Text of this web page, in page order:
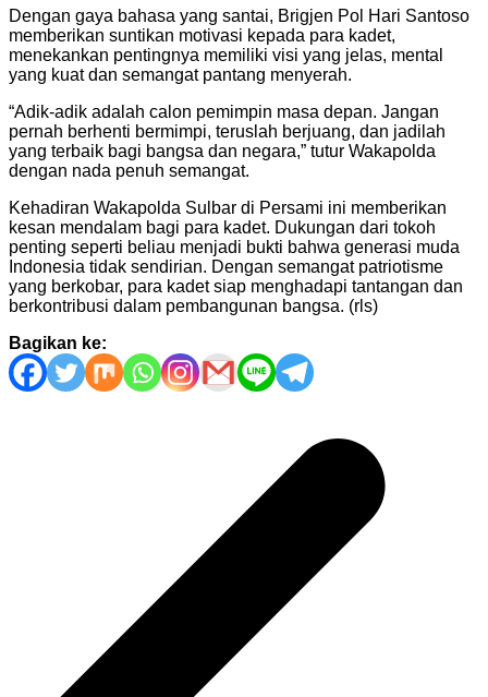
Dengan gaya bahasa yang santai, Brigjen Pol Hari Santoso
memberikan suntikan motivasi kepada para kadet,
menekankan pentingnya memiliki visi yang jelas, mental
yang kuat dan semangat pantang menyerah.
“Adik-adik adalah calon pemimpin masa depan. Jangan
pernah berhenti bermimpi, teruslah berjuang, dan jadilah
yang terbaik bagi bangsa dan negara,” tutur Wakapolda
dengan nada penuh semangat.
Kehadiran Wakapolda Sulbar di Persami ini memberikan
kesan mendalam bagi para kadet. Dukungan dari tokoh
penting seperti beliau menjadi bukti bahwa generasi muda
Indonesia tidak sendirian. Dengan semangat patriotisme
yang berkobar, para kadet siap menghadapi tantangan dan
berkontribusi dalam pembangunan bangsa. (rls)
Bagikan ke: